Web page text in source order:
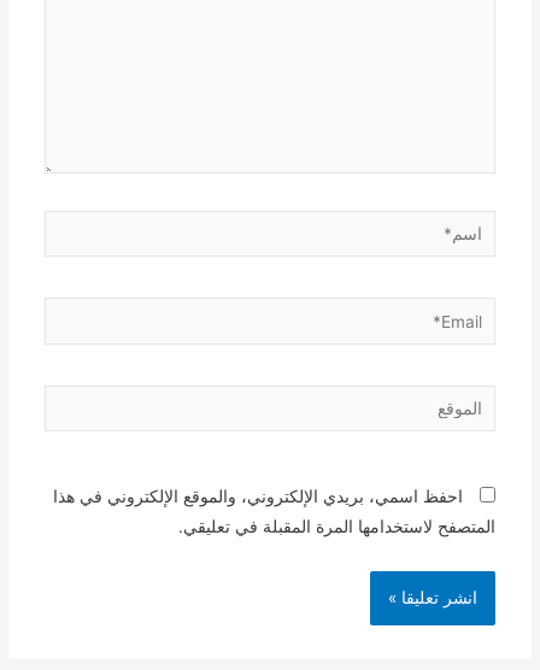
اسم*
Email*
الموقع
احفظ اسمي، بريدي الإلكتروني، والموقع الإلكتروني في هذا
المتصفح لاستخدامها المرة المقبلة في تعليقي.